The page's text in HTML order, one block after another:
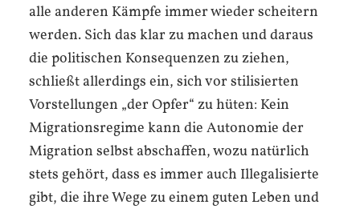
alle anderen Kämpfe immer wieder scheitern
werden. Sich das klar zu machen und daraus
die politischen Konsequenzen zu ziehen,
schließt allerdings ein, sich vor stilisierten
Vorstellungen „der Opfer“ zu hüten: Kein
Migrationsregime kann die Autonomie der
Migration selbst abschaffen, wozu natürlich
stets gehört, dass es immer auch Illegalisierte
gibt, die ihre Wege zu einem guten Leben und